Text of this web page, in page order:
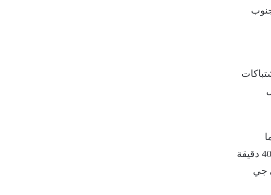
استمرت الإشتباكات شمال مركز مديرية حيس وشرق الجاح مديرية بيت الفقيه 30 الى 40 دقيقة
جي